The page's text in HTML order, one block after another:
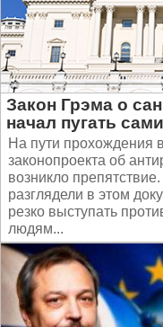
Закон Грэма о
начал пугать
На пути прохождения
законопроекта об
возникло
разглядели в этом
резко выступать
людям...